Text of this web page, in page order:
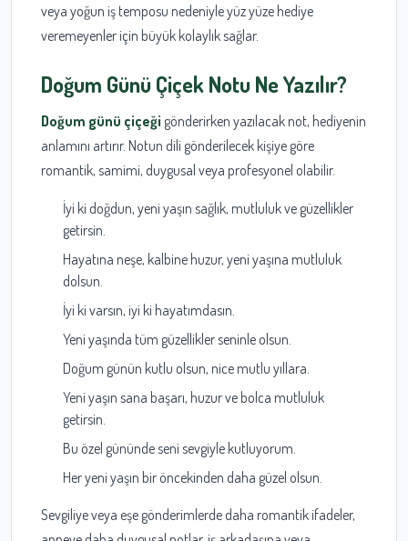
veya yoğun iş temposu nedeniyle yüz yüze hediye
veremeyenler için büyük kolaylık sağlar.
Doğum Günü Çiçek Notu Ne Yazılır?
Doğum günü çiçeği gönderirken yazılacak not, hediyenin
anlamını artırır. Notun dili gönderilecek kişiye göre
romantik, samimi, duygusal veya profesyonel olabilir.
İyi ki doğdun, yeni yaşın sağlık, mutluluk ve güzellikler
getirsin.
Hayatına neşe, kalbine huzur, yeni yaşına mutluluk
dolsun.
İyi ki varsın, iyi ki hayatımdasın.
Yeni yaşında tüm güzellikler seninle olsun.
Doğum günün kutlu olsun, nice mutlu yıllara.
Yeni yaşın sana başarı, huzur ve bolca mutluluk
getirsin.
Bu özel gününde seni sevgiyle kutluyorum.
Her yeni yaşın bir öncekinden daha güzel olsun.
Sevgiliye veya eşe gönderimlerde daha romantik ifadeler,